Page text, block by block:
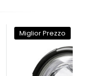
Miglior Prezzo